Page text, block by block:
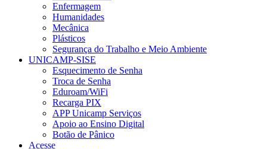
Enfermagem
Humanidades
Mecânica
Plásticos
Segurança do Trabalho e Meio Ambiente
UNICAMP-SISE
Esquecimento de Senha
Troca de Senha
Eduroam/WiFi
Recarga PIX
APP Unicamp Serviços
Apoio ao Ensino Digital
Botão de Pânico
Acesse